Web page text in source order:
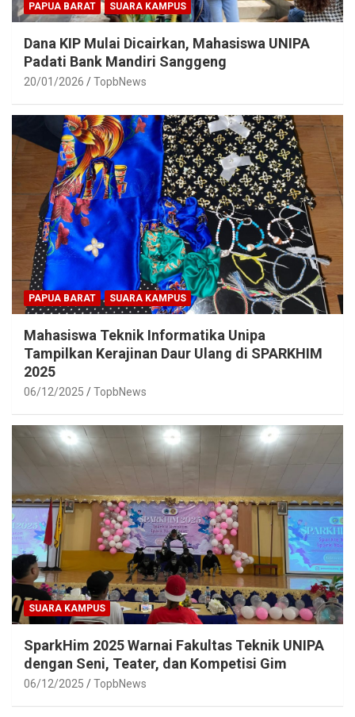
PAPUA BARAT SUARA KAMPUS
Dana KIP Mulai Dicairkan, Mahasiswa UNIPA
Padati Bank Mandiri Sanggeng
20/01/2026 TopbNews
PAPUA BARAT SUARA KAMPUS
Mahasiswa Teknik Informatika Unipa
Tampilkan Kerajinan Daur Ulang di SPARKHIM
2025
06/12/2025 TopbNews
SUARA KAMPUS
SparkHim 2025 Warnai Fakultas Teknik UNIPA
dengan Seni, Teater, dan Kompetisi Gim
06/12/2025 TopbNews